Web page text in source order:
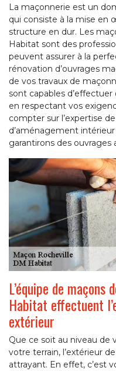
La maçonnerie est un
qui consiste à la mise en
structure en dur. Les
Habitat sont des
peuvent assurer à la
rénovation d’ouvrages
de vos travaux de
sont capables
en respectant vos
compter sur l’expertise
d’aménagement
garantirons des
L’équipe de
Habitat effectuent
extérieur
Que ce soit au niveau de
votre terrain, l’extérieur
attrayant. En effet, c’est